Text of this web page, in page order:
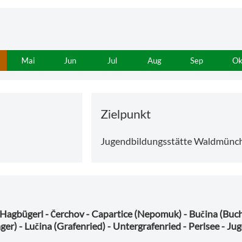
Mai Jun Jul Aug Sep
Zielpunkt
Jugendbildungsstätte
- Čerchov - Capartice (Nepomuk) - Bučina
- Lučina (Grafenried) - Untergrafenried - Perlsee -